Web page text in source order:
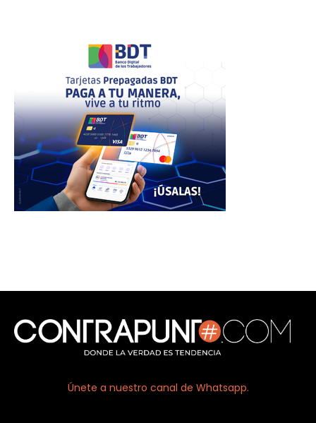
Únete a nuestro canal de Whatsapp.